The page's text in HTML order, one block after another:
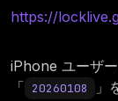
https://
iPhone ユーザ
「 20260108 」